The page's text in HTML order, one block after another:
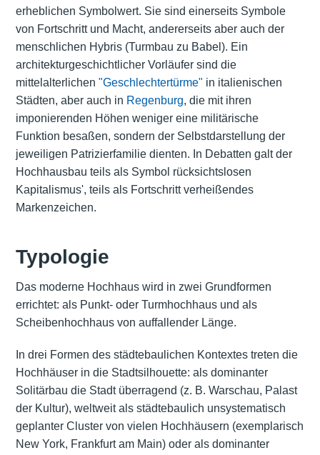
erheblichen Symbolwert. Sie sind einerseits Symbole
von Fortschritt und Macht, andererseits aber auch der
menschlichen Hybris (Turmbau zu Babel). Ein
architekturgeschichtlicher Vorläufer sind die
mittelalterlichen "Geschlechtertürme" in italienischen
Städten, aber auch in Regenburg, die mit ihren
imponierenden Höhen weniger eine militärische
Funktion besaßen, sondern der Selbstdarstellung der
jeweiligen Patrizierfamilie dienten. In Debatten galt der
Hochhausbau teils als Symbol rücksichtslosen
Kapitalismus', teils als Fortschritt verheißendes
Markenzeichen.
Typologie
Das moderne Hochhaus wird in zwei Grundformen
errichtet: als Punkt- oder Turmhochhaus und als
Scheibenhochhaus von auffallender Länge.
In drei Formen des städtebaulichen Kontextes treten die
Hochhäuser in die Stadtsilhouette: als dominanter
Solitärbau die Stadt überragend (z. B. Warschau, Palast
der Kultur), weltweit als städtebaulich unsystematisch
geplanter Cluster von vielen Hochhäusern (exemplarisch
New York, Frankfurt am Main) oder als dominanter